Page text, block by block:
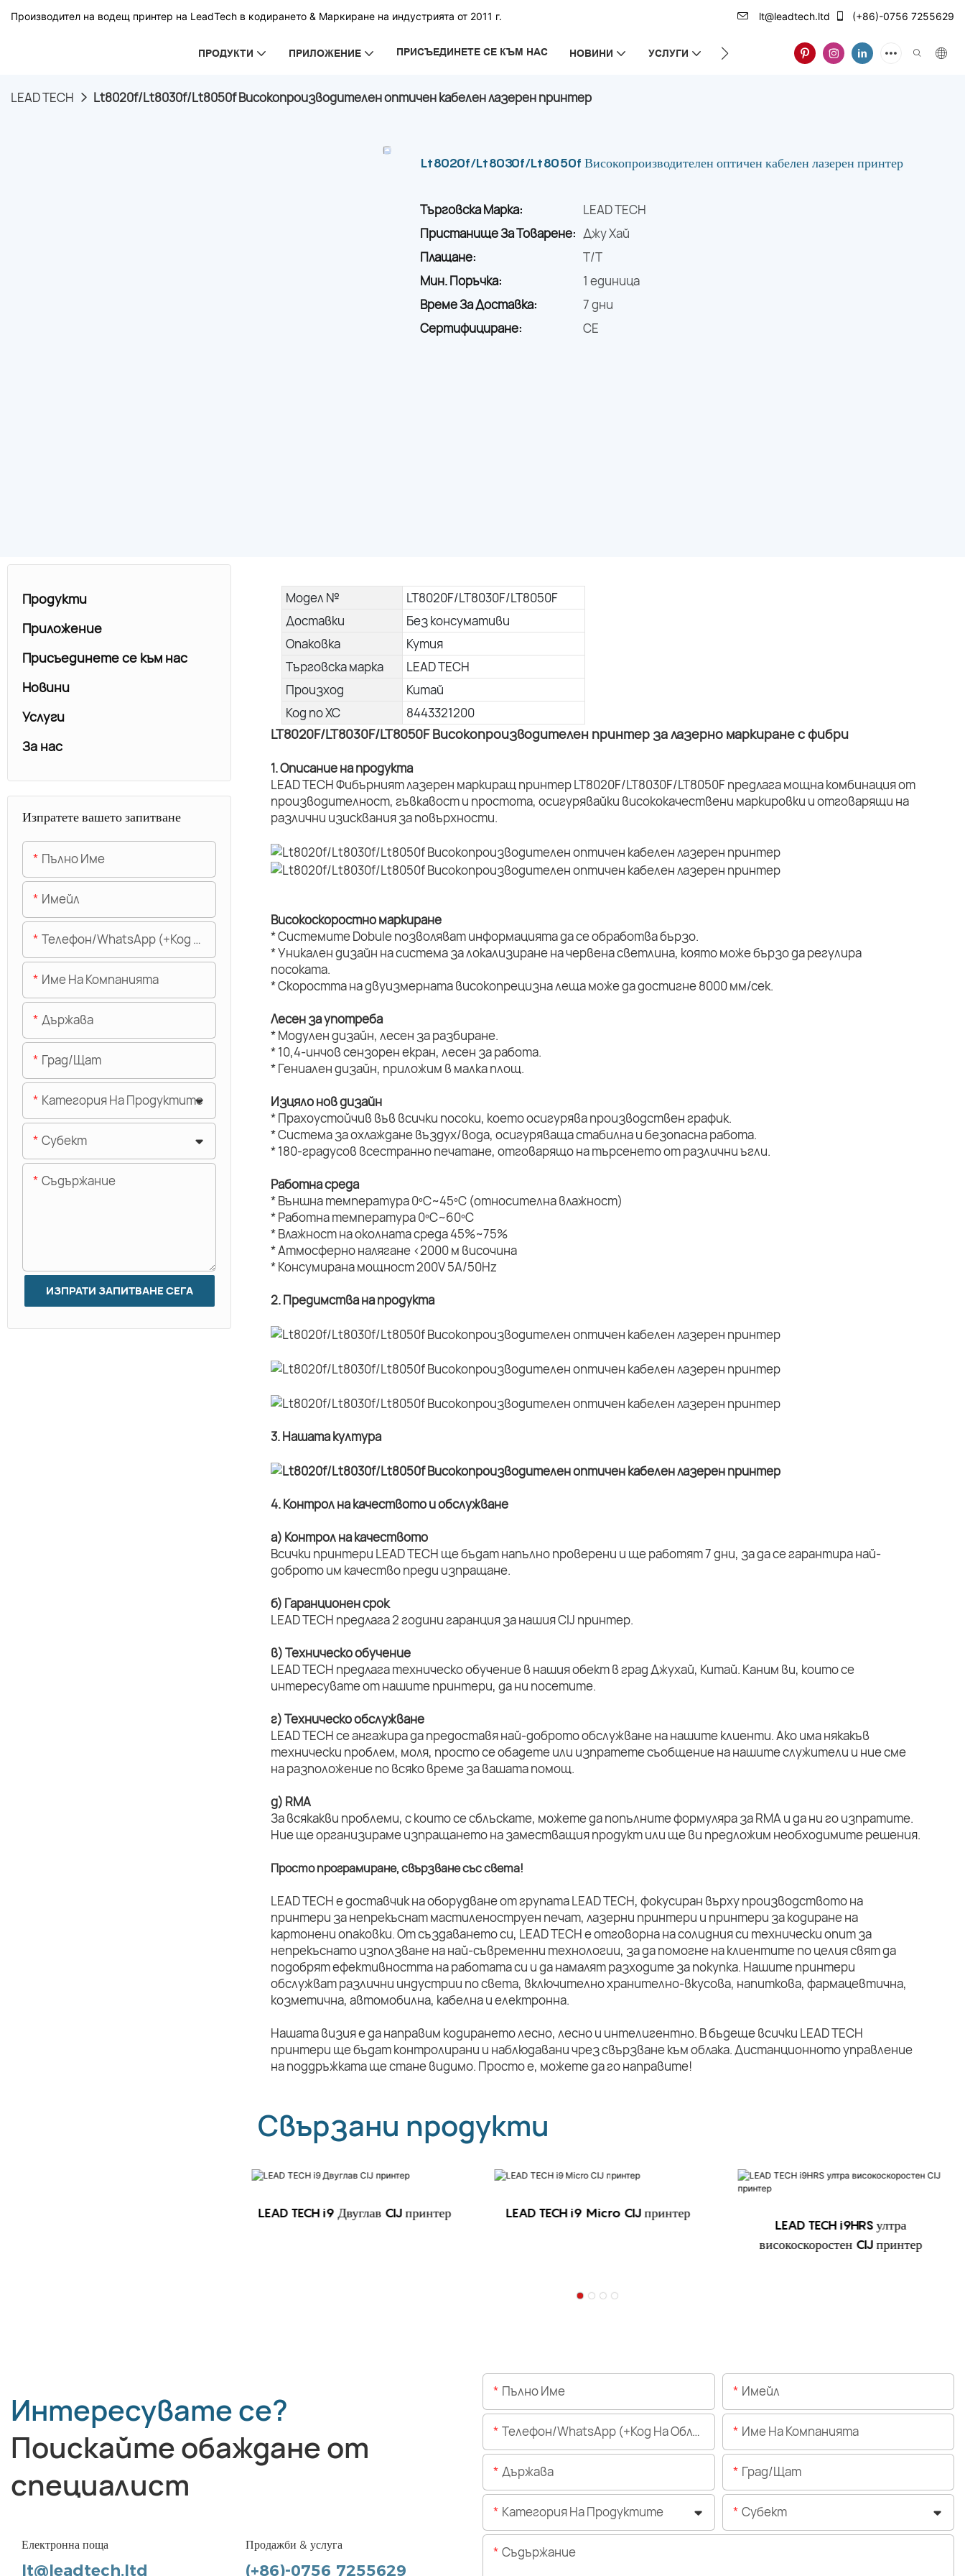
Производител на водещ принтер на LeadTech в кодирането & Маркиране на индустрията от 2011 г. lt@leadtech.ltd (+86)-0756 7255629
ПРОДУКТИ ПРИЛОЖЕНИЕ ПРИСЪЕДИНЕТЕ СЕ КЪМ НАС НОВИНИ УСЛУГИ ЗА НАС
LEAD TECH Lt8020f/Lt8030f/Lt8050f Високопроизводителен оптичен кабелен лазерен принтер
Lt8020f/Lt8030f/Lt8050f Високопроизводителен оптичен кабелен лазерен принтер
Търговска Марка:
LEAD TECH
Пристанище За Товарене: Джу Хай
Плащане:
T/T
Мин. Поръчка:
1 единица
Време За Доставка:
7 дни
Сертифициране:
CE
Модел №
LT8020F/LT8030F/LT8050F
Доставки
Без консумативи
Опаковка
Кутия
Търговска марка
LEAD TECH
Произход
Китай
Код по ХС
8443321200
LT8020F/LT8030F/LT8050F Високопроизводителен принтер за лазерно маркиране с фибри
1. Описание на продукта
LEAD TECH Фибърният лазерен маркиращ принтер LT8020F/LT8030F/LT8050F предлага мощна комбинация от
производителност, гъвкавост и простота, осигурявайки висококачествени маркировки и отговарящи на
различни изисквания за повърхности.
Високоскоростно маркиране
* Системите Dobule позволяват информацията да се обработва бързо.
* Уникален дизайн на система за локализиране на червена светлина, която може бързо да регулира
посоката.
* Скоростта на двуизмерната високопрецизна леща може да достигне 8000 мм/сек.
Лесен за употреба
* Модулен дизайн, лесен за разбиране.
* 10,4-инчов сензорен екран, лесен за работа.
* Гениален дизайн, приложим в малка площ.
Изцяло нов дизайн
* Прахоустойчив във всички посоки, което осигурява производствен график.
* Система за охлаждане въздух/вода, осигуряваща стабилна и безопасна работа.
* 180-градусов всестранно печатане, отговарящо на търсенето от различни ъгли.
Работна среда
* Външна температура 0ºC~45ºC (относителна влажност)
* Работна температура 0ºC~60ºC
* Влажност на околната среда 45%~75%
* Атмосферно налягане <2000 м височина
* Консумирана мощност 200V 5A/50Hz
2. Предимства на продукта
3. Нашата култура
4. Контрол на качеството и обслужване
а) Контрол на качеството
Всички принтери LEAD TECH ще бъдат напълно проверени и ще работят 7 дни, за да се гарантира най-
доброто им качество преди изпращане.
б) Гаранционен срок
LEAD TECH предлага 2 години гаранция за нашия CIJ принтер.
в) Техническо обучение
LEAD TECH предлага техническо обучение в нашия обект в град Джухай, Китай. Каним ви, които се
интересувате от нашите принтери, да ни посетите.
г) Техническо обслужване
LEAD TECH се ангажира да предоставя най-доброто обслужване на нашите клиенти. Ако има някакъв
технически проблем, моля, просто се обадете или изпратете съобщение на нашите служители и ние сме
на разположение по всяко време за вашата помощ.
д) RMA
За всякакви проблеми, с които се сблъскате, можете да попълните формуляра за RMA и да ни го изпратите.
Ние ще организираме изпращането на заместващия продукт или ще ви предложим необходимите решения.
Просто програмиране, свързване със света!
LEAD TECH е доставчик на оборудване от групата LEAD TECH, фокусиран върху производството на
принтери за непрекъснат мастиленоструен печат, лазерни принтери и принтери за кодиране на
картонени опаковки. От създаването си, LEAD TECH е отговорна на солидния си технически опит за
непрекъснато използване на най-съвременни технологии, за да помогне на клиентите по целия свят да
подобрят ефективността на работата си и да намалят разходите за покупка. Нашите принтери
обслужват различни индустрии по света, включително хранително-вкусова, напиткова, фармацевтична,
козметична, автомобилна, кабелна и електронна.
Нашата визия е да направим кодирането лесно, лесно и интелигентно. В бъдеще всички LEAD TECH
принтери ще бъдат контролирани и наблюдавани чрез свързване към облака. Дистанционното управление
на поддръжката ще стане видимо. Просто е, можете да го направите!
Свързани продукти
LEAD TECH i9 Двуглав CIJ принтер
LEAD TECH i9 Micro CIJ принтер
LEAD TECH i9HRS ултра
високоскоростен CIJ принтер
Продукти
Приложение
Присъединете се към нас
Новини
Услуги
За нас
Изпратете вашето запитване
Пълно Име
Имейл
Телефон/WhatsApp (+Код На Областта)
Име На Компанията
Държава
Град/щат
Категория На Продуктите
Субект
Съдържание
ИЗПРАТИ ЗАПИТВАНЕ СЕГА
Интересувате се?
Поискайте обаждане от
специалист
Електронна поща
lt@leadtech.ltd
Продажби & услуга
(+86)-0756 7255629
Пълно Име Имейл
Телефон/WhatsApp (+Код На Областта) Име На Компанията
Държава Град/щат
Категория На Продуктите Субект
Съдържание